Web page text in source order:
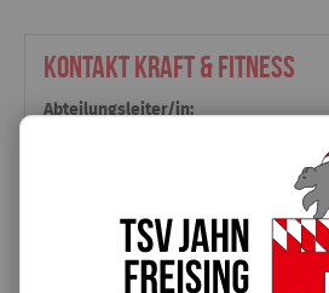
Kontakt Kraft & Fitness
Abteilungsleiter/in:
Fischergasse 23
85354 Freising